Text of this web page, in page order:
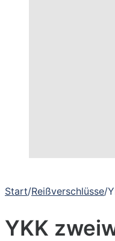
Start/Reißverschlüsse/
YKK